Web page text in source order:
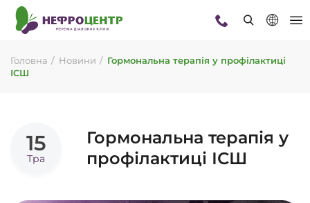
Головна Новини
Гормональна терапія у профілактиці
ІСШ
15
Тра
Гормональна терапія у
профілактиці ІСШ